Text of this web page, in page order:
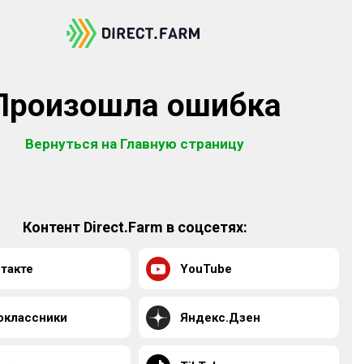
ошибка
Вернуться на Главную страницу
Контент Direct.Farm в соцсетях:
YouTube
Яндекс.Дзен